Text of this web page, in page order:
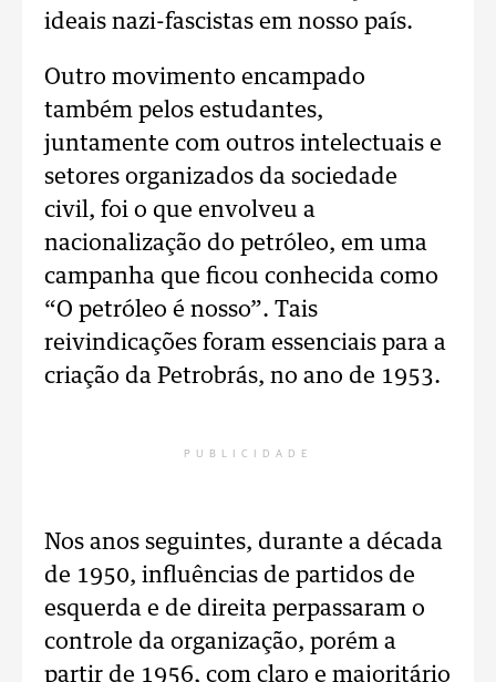
ideais nazi-fascistas em nosso país.
Outro movimento encampado
também pelos estudantes,
juntamente com outros intelectuais e
setores organizados da sociedade
civil, foi o que envolveu a
nacionalização do petróleo, em uma
campanha que ficou conhecida como
“O petróleo é nosso”. Tais
reivindicações foram essenciais para a
criação da Petrobrás, no ano de 1953.
PUBLICIDADE
Nos anos seguintes, durante a década
de 1950, influências de partidos de
esquerda e de direita perpassaram o
controle da organização, porém a
partir de 1956, com claro e majoritário